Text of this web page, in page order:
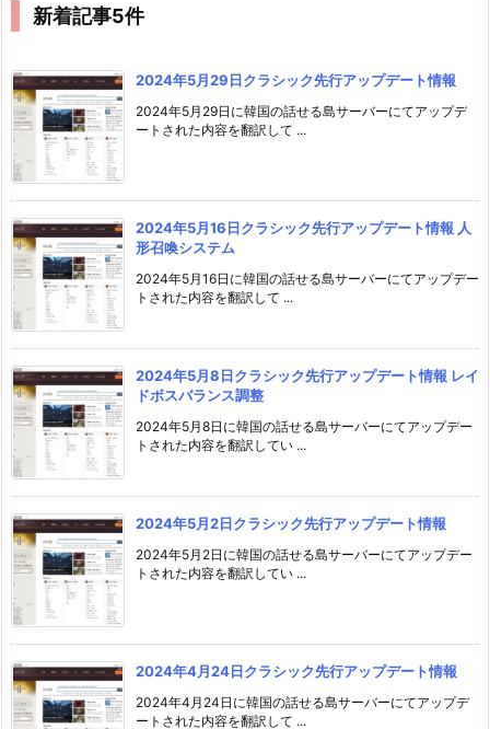
新着記事5件
2024年5月29日クラシック先行アップデート情報
2024年5月29日に韓国の話せる島サーバーにてアップデ
ートされた内容を翻訳して ...
2024年5月16日クラシック先行アップデート情報 人
形召喚システム
2024年5月16日に韓国の話せる島サーバーにてアップデー
トされた内容を翻訳して ...
2024年5月8日クラシック先行アップデート情報 レイ
ドボスバランス調整
2024年5月8日に韓国の話せる島サーバーにてアップデー
トされた内容を翻訳してい ...
2024年5月2日クラシック先行アップデート情報
2024年5月2日に韓国の話せる島サーバーにてアップデー
トされた内容を翻訳してい ...
2024年4月24日クラシック先行アップデート情報
2024年4月24日に韓国の話せる島サーバーにてアップデ
ートされた内容を翻訳して ...